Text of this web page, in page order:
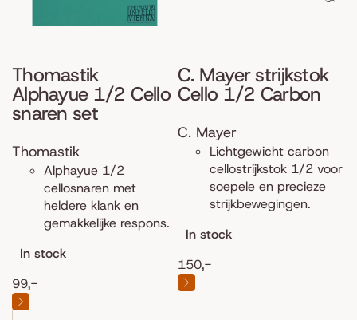
Thomastik
Alphayue 1/2 Cello
snaren set
Thomastik
Alphayue 1/2
cellosnaren met
heldere klank en
gemakkelijke respons.
In stock
99,-
C. Mayer strijkstok
Cello 1/2 Carbon
C. Mayer
Lichtgewicht carbon
cellostrijkstok 1/2 voor
soepele en precieze
strijkbewegingen.
In stock
150,-